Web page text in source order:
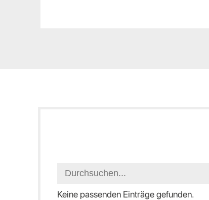
Keine passenden Einträge gefunden.